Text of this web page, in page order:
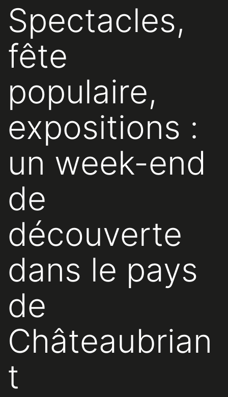
Spectacles,
fête
populaire,
expositions :
un week-end
de
découverte
dans le pays
de
Châteaubrian
t